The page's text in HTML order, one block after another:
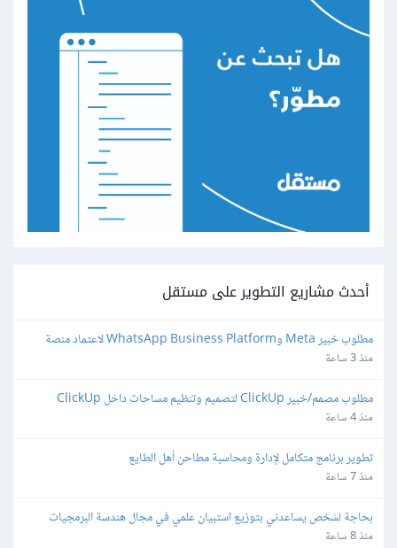
أحدث مشاريع التطوير على مستقل
واتساب
منذ 3 ساعة
مطلوب مصمم/خبير ClickUp لتصميم وتنظيم مساحات داخل ClickUp
منذ 4 ساعة
تطوير برنامج متكامل لإدارة ومحاسبة مطاحن أهل الطايع
منذ 7 ساعة
بحاجة لشخص يساعدني بتوزيع استبيان علمي في مجال هندسة البرمجيات
منذ 8 ساعة